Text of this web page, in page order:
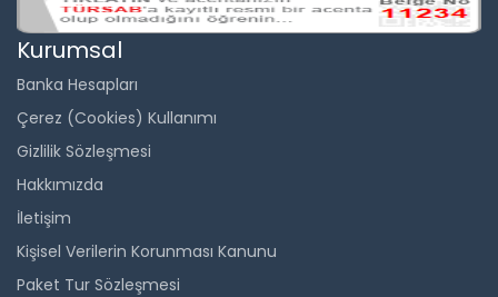
Kurumsal
Banka Hesapları
Çerez (Cookies) Kullanımı
Gizlilik Sözleşmesi
Hakkımızda
İletişim
Kişisel Verilerin Korunması Kanunu
Paket Tur Sözleşmesi